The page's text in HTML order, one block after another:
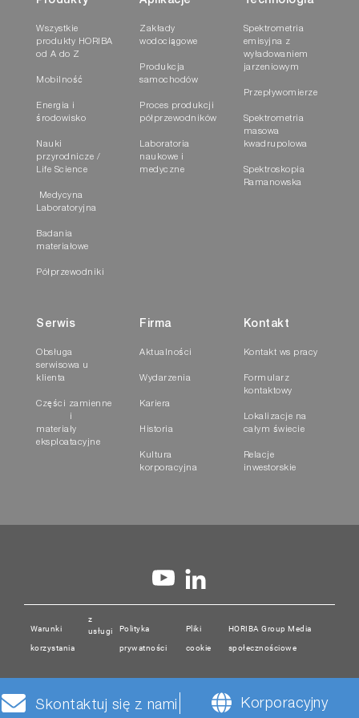
Konstrukcja modułowa dla
różnych potrzeb i dostosowań
Moduł pomiarowy gazu może niezależnie
dostarczać wyniki pomiarów
Obudowa jest dostosowana do instalacji
stacjonarnych, ściennych, mobilnych lub
przenośnych
Easy integration of multiple AP-380
measurement modules into air quality
monitoring station or dilution continuous
Projekt przyjazny dla
Zdalne sterowanie zmniejsza emisję
Wszystkie
produkty HORIBA
od A do Z
Mobilność
Energia i
środowisko
Nauki
przyrodnicze /
Life Science
Medycyna
Laboratoryjna
Badania
materiałowe
Półprzewodniki
Zakłady
wodociągowe
Produkcja
samochodów
Proces produkcji
półprzewodników
Laboratoria
naukowe i
medyczne
Spektrometria
emisyjna z
wyładowaniem
jarzeniowym
Przepływomierze
Spektrometria
masowa
kwadrupolowa
Spektroskopia
Ramanowska
Serwis
Obsługa
serwisowa u
klienta
Części zamienne
i
materiały
eksploatacyjne
Firma
Aktualności
Wydarzenia
Kariera
Historia
Kultura
korporacyjna
Kontakt
Kontakt ws pracy
Formularz
kontaktowy
Lokalizacje na
całym świecie
Relacje
inwestorskie
Warunki
korzystania
z
usługi
Polityka
prywatności
Pliki
cookie
HORIBA Group Media
społecznościowe
Skontaktuj się z nami Korporacyjny